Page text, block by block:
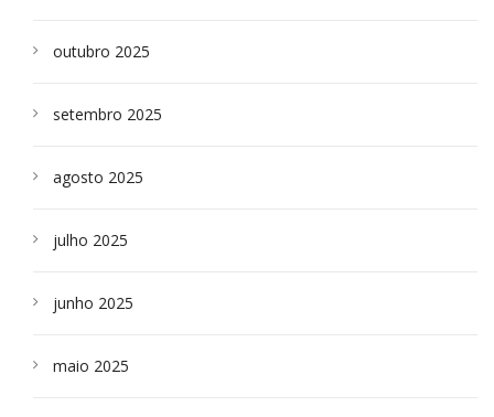
outubro 2025
setembro 2025
agosto 2025
julho 2025
junho 2025
maio 2025